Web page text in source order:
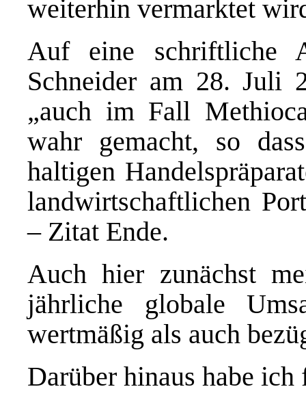
weiterhin vermarktet
Auf eine schriftliche
Schneider am 28. Juli
„auch im Fall
wahr gemacht, so
haltigen
landwirtschaftlichen
– Zitat Ende.
Auch hier zunächst
jährliche globale
wertmäßig als auch
Darüber hinaus habe ich